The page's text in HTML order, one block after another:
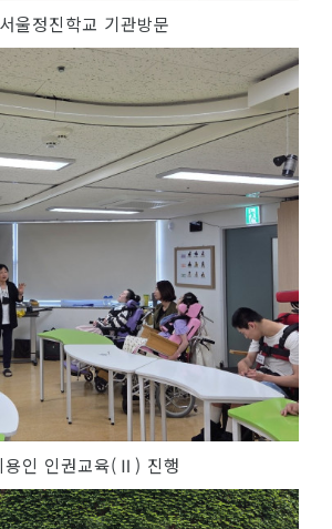
서울정진학교 기관방문
용인 인권교육(Ⅱ) 진행